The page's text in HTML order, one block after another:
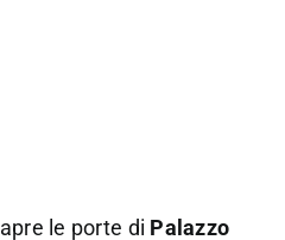
apre le porte di Palazzo